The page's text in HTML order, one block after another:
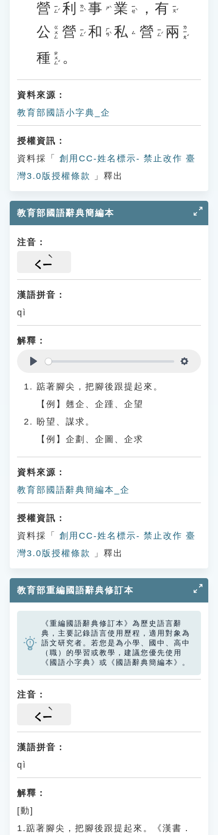
營 ㄧㄥˊ 利 ㄌㄧˋ 事 ㄕˋ 業 ㄧㄝˋ ， 有 ㄧㄡˇ
公 ㄍㄨㄥ 營 ㄧㄥˊ 和 ㄏㄢˋ 私 ㄙ 營 ㄧㄥˊ 兩 ㄌㄧㄤˇ
種 ㄓㄨㄥˇ 。
資料來源：
教育部國語小字典_企
授權資訊：
資料採「
創用CC-姓名標示- 禁止改作 臺
灣3.0版授權條款
」釋出
教育部國語辭典簡編本
注音：
ㄑㄧ
漢語拼音：
qì
解釋：
踮著腳尖，把腳後跟提起來。
【例】翹企、企踵、企望
盼望、謀求。
【例】企劃、企圖、企求
資料來源：
教育部國語辭典簡編本_企
授權資訊：
資料採「
創用CC-姓名標示- 禁止改作 臺
灣3.0版授權條款
」釋出
教育部重編國語辭典修訂本
《重編國語辭典修訂本》為歷史語言辭
典，主要記錄語言使用歷程，適用對象為
語文研究者。若您是為小學、國中、高中
（職）的學習或教學，建議您優先使用
《國語小字典》或《國語辭典簡編本》。
注音：
ㄑㄧ
漢語拼音：
qì
解釋：
[動]
1.踮著腳尖，把腳後跟提起來。《漢書．